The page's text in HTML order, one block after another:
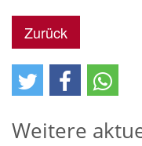
Zurück
Weitere